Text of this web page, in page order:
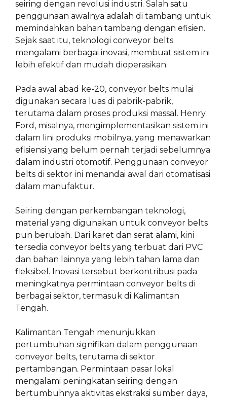
seiring dengan revolusi industri. Salah satu
penggunaan awalnya adalah di tambang untuk
memindahkan bahan tambang dengan efisien.
Sejak saat itu, teknologi conveyor belts
mengalami berbagai inovasi, membuat sistem ini
lebih efektif dan mudah dioperasikan.
Pada awal abad ke-20, conveyor belts mulai
digunakan secara luas di pabrik-pabrik,
terutama dalam proses produksi massal. Henry
Ford, misalnya, mengimplementasikan sistem ini
dalam lini produksi mobilnya, yang menawarkan
efisiensi yang belum pernah terjadi sebelumnya
dalam industri otomotif. Penggunaan conveyor
belts di sektor ini menandai awal dari otomatisasi
dalam manufaktur.
Seiring dengan perkembangan teknologi,
material yang digunakan untuk conveyor belts
pun berubah. Dari karet dan serat alami, kini
tersedia conveyor belts yang terbuat dari PVC
dan bahan lainnya yang lebih tahan lama dan
fleksibel. Inovasi tersebut berkontribusi pada
meningkatnya permintaan conveyor belts di
berbagai sektor, termasuk di Kalimantan
Tengah.
Kalimantan Tengah menunjukkan
pertumbuhan signifikan dalam penggunaan
conveyor belts, terutama di sektor
pertambangan. Permintaan pasar lokal
mengalami peningkatan seiring dengan
bertumbuhnya aktivitas ekstraksi sumber daya,